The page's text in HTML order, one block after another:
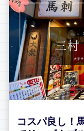
コスパ良し！